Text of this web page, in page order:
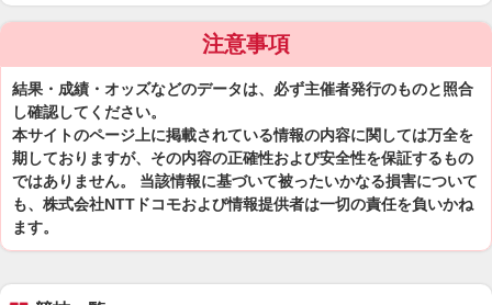
注意事項
結果・成績・オッズなどのデータは、必ず主催者発行のものと照合
し確認してください。
本サイトのページ上に掲載されている情報の内容に関しては万全を
期しておりますが、その内容の正確性および安全性を保証するもの
ではありません。 当該情報に基づいて被ったいかなる損害について
も、株式会社NTTドコモおよび情報提供者は一切の責任を負いかね
ます。